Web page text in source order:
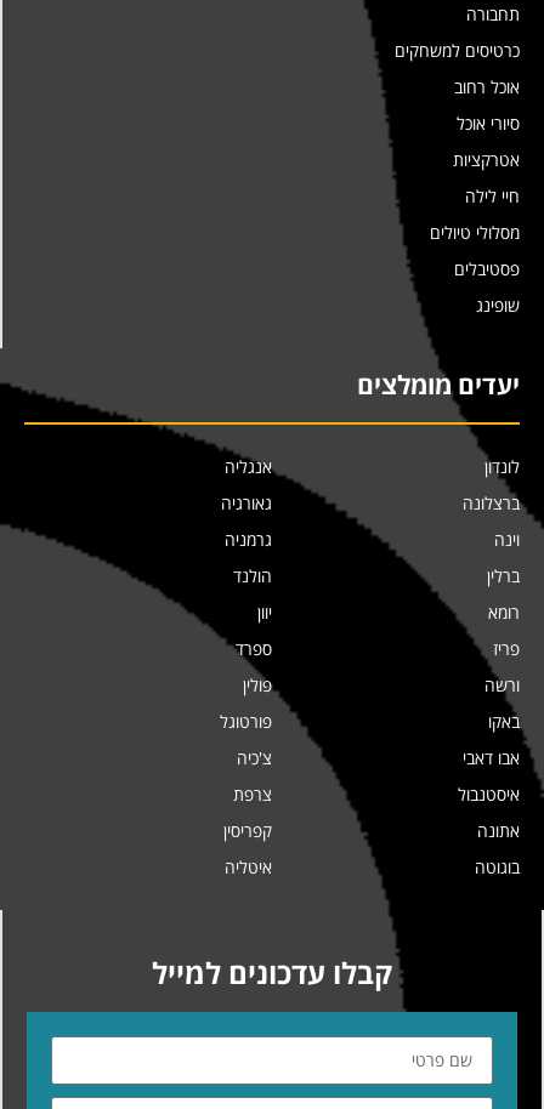
תחבורה
כרטיסים למשחקים
אוכל רחוב
סיורי אוכל
אטרקציות
חיי לילה
מסלולי טיולים
פסטיבלים
שופינג
יעדים מומלצים
לונדון
ברצלונה
וינה
ברלין
רומא
פריז
ורשה
באקו
אבו דאבי
איסטנבול
אתונה
בוגוטה
אנגליה
גאורגיה
גרמניה
הולנד
יוון
ספרד
פולין
פורטוגל
צ'כיה
צרפת
קפריסין
איטליה
קבלו עדכונים למייל